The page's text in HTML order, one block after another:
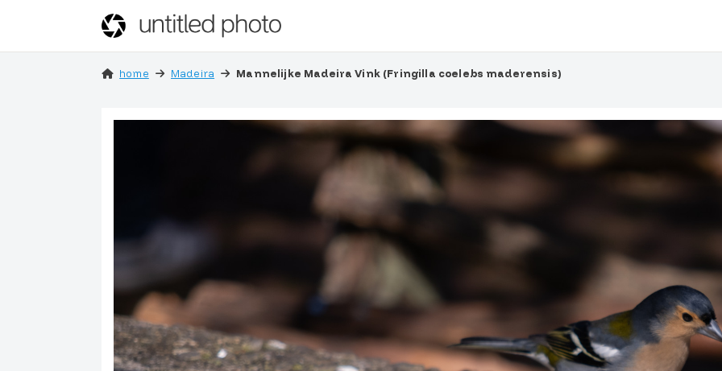
home Madeira Mannelijke Madeira Vink (Fringilla coelebs maderensis)